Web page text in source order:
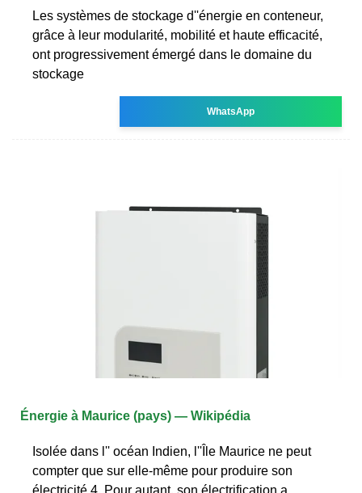
Les systèmes de stockage d''énergie en conteneur,
grâce à leur modularité, mobilité et haute efficacité,
ont progressivement émergé dans le domaine du
stockage
WhatsApp
Énergie à Maurice (pays) — Wikipédia
Isolée dans l'' océan Indien, l''Île Maurice ne peut
compter que sur elle-même pour produire son
électricité 4. Pour autant, son électrification a